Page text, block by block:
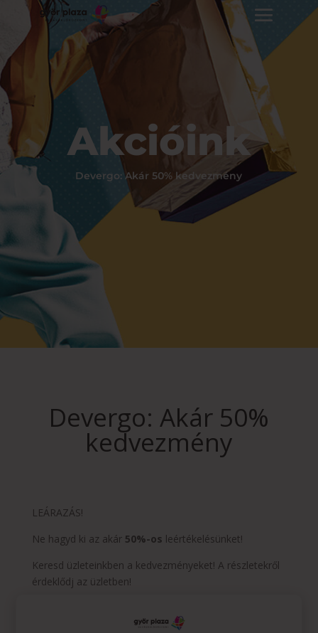
Akcióink
Devergo: Akár 50% kedvezmény
Devergo: Akár 50%
kedvezmény
LEÁRAZÁS!
Ne hagyd ki az akár 50%-os leértékelésünket!
Keresd üzleteinkben a kedvezményeket! A részletekről
érdeklődj az üzletben!